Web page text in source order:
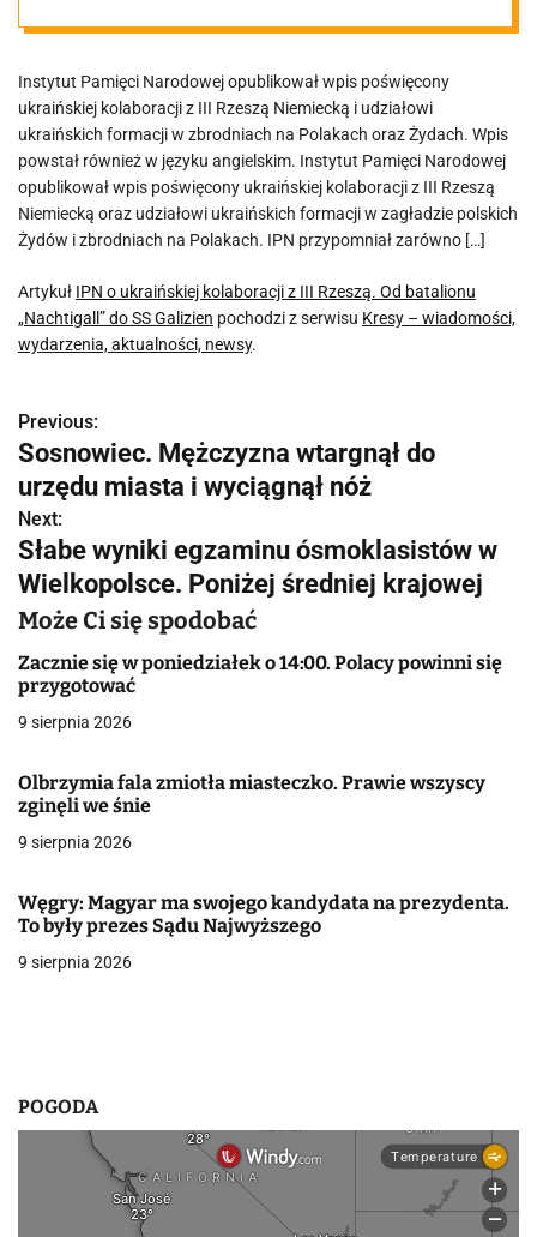
batalionu
„Nachtigall” do
SS Galizien
Instytut Pamięci Narodowej opublikował wpis poświęcony
ukraińskiej kolaboracji z III Rzeszą Niemiecką i udziałowi
ukraińskich formacji w zbrodniach na Polakach oraz Żydach. Wpis
powstał również w języku angielskim. Instytut Pamięci Narodowej
opublikował wpis poświęcony ukraińskiej kolaboracji z III Rzeszą
Niemiecką oraz udziałowi ukraińskich formacji w zagładzie polskich
Żydów i zbrodniach na Polakach. IPN przypomniał zarówno […]
Artykuł IPN o ukraińskiej kolaboracji z III Rzeszą. Od batalionu
„Nachtigall” do SS Galizien pochodzi z serwisu Kresy – wiadomości,
wydarzenia, aktualności, newsy.
N
a
w
i
g
a
c
a
w
i
s
Previous:
Sosnowiec. Mężczyzna wtargnął do
urzędu miasta i wyciągnął nóż
Next:
Słabe wyniki egzaminu ósmoklasistów w
Wielkopolsce. Poniżej średniej krajowej
Może Ci się spodobać
Zacznie się w poniedziałek o 14:00. Polacy powinni się
przygotować
9 sierpnia 2026
Olbrzymia fala zmiotła miasteczko. Prawie wszyscy
zginęli we śnie
9 sierpnia 2026
Węgry: Magyar ma swojego kandydata na prezydenta.
To były prezes Sądu Najwyższego
9 sierpnia 2026
POGODA